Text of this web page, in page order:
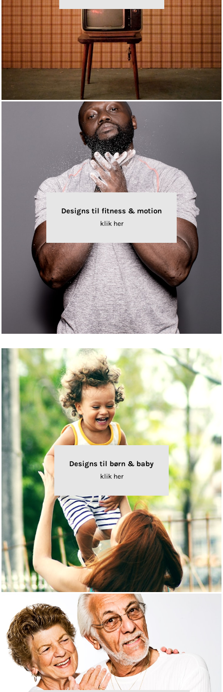
Designs til fitness & motion
klik her
Designs til børn & baby
klik her